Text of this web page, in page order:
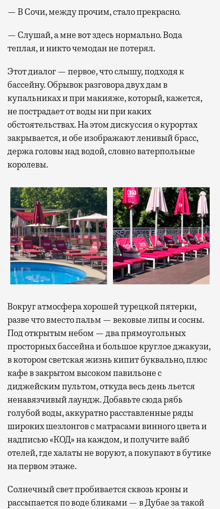
— В Сочи, между прочим, стало прекрасно.
— Слушай, а мне вот здесь нормально. Вода
теплая, и никто чемодан не потерял.
Этот диалог — первое, что слышу, подходя к
бассейну. Обрывок разговора двух дам в
купальниках и при макияже, который, кажется,
не пострадает от воды ни при каких
обстоятельствах. На этом дискуссия о курортах
закрывается, и обе изображают ленивый брасс,
держа головы над водой, словно ватерпольные
королевы.
Вокруг атмосфера хорошей турецкой пятерки,
разве что вместо пальм — вековые липы и сосны.
Под открытым небом — два прямоугольных
просторных бассейна и большое круглое джакузи,
в котором светская жизнь кипит буквально, плюс
кафе в закрытом высоком павильоне с
диджейским пультом, откуда весь день льется
ненавязчивый лаундж. Добавьте сюда рябь
голубой воды, аккуратно расставленные ряды
широких шезлонгов с матрасами винного цвета и
надписью «КОД» на каждом, и получите вайб
отелей, где халаты не воруют, а покупают в бутике
на первом этаже.
Солнечный свет пробивается сквозь кроны и
рассыпается по воде бликами — в Дубае за такой